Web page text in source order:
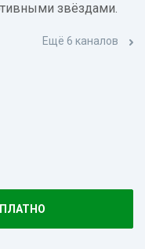
звёздами.
Ещё 6 каналов